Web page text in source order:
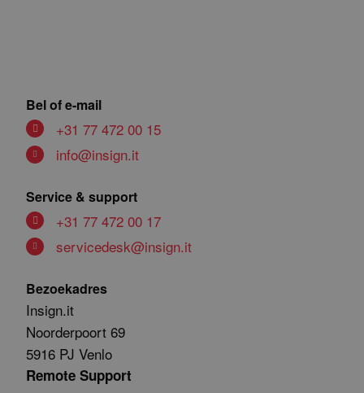
Bel of e-mail
+31 77 472 00 15
info@insign.it
Service & support
+31 77 472 00 17
servicedesk@insign.it
Bezoekadres
Insign.it
Noorderpoort 69
5916 PJ Venlo
Remote Support